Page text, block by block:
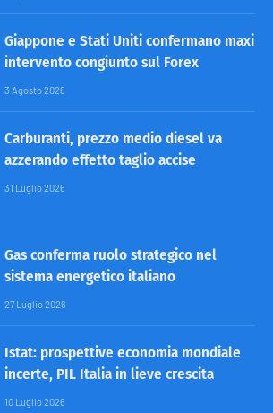
Giappone e Stati Uniti confermano maxi
intervento congiunto sul Forex
3 Agosto 2026
Carburanti, prezzo medio diesel va
azzerando effetto taglio accise
31 Luglio 2026
Gas conferma ruolo strategico nel
sistema energetico italiano
27 Luglio 2026
Istat: prospettive economia mondiale
incerte, PIL Italia in lieve crescita
10 Luglio 2026